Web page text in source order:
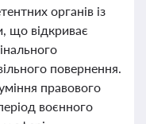
органів із
що відкриває
повернення.
правового
воєнного